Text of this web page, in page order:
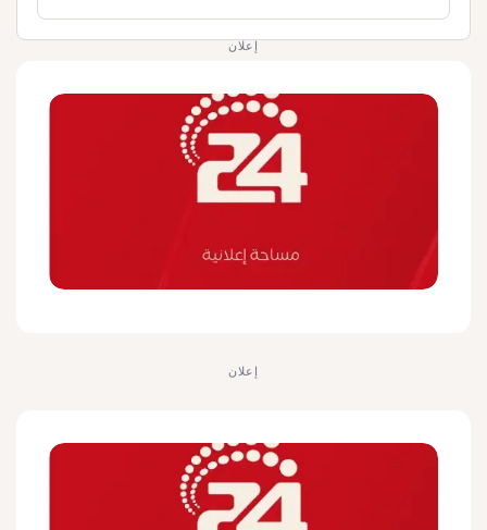
إعلان
إعلان